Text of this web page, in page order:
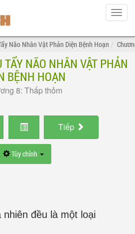
Hiện
menu
Não Nhân Vật Phản Diện Bệnh Hoạn
NÃO NHÂN VẬT PHẢN
BỆNH HOẠN
8: Thấp thỏm
Tiếp
Tùy chỉnh
nhiên đều là một loại